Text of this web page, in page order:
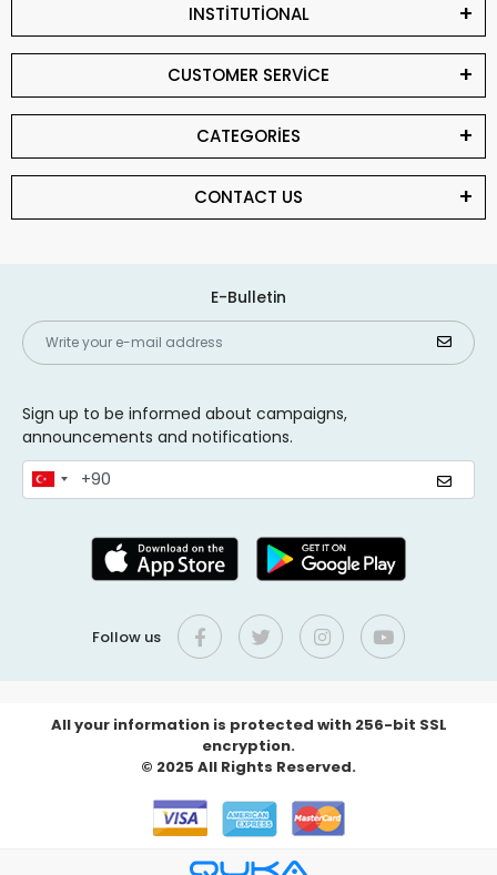
INSTİTUTİONAL
CUSTOMER SERVİCE
CATEGORİES
CONTACT US
E-Bulletin
Sign up to be informed about campaigns,
announcements and notifications.
Follow us
All your information is protected with 256-bit SSL
encryption.
© 2025 All Rights Reserved.